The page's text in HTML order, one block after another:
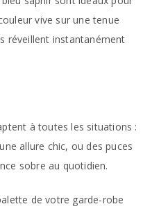
vive sur une tenue
réveillent instantanément
à toutes les situations :
allure chic, ou des puces
sobre au quotidien.
de votre garde-robe